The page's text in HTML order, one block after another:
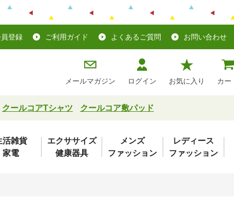
登録 ご利用ガイド よくあるご質問 お問い合わせ
メールマガジン ログイン お気に入り カー
クールコアTシャツ クールコア敷パッド
活雑貨
家電
エクササイズ
健康器具
メンズ
ファッション
レディース
ファッション